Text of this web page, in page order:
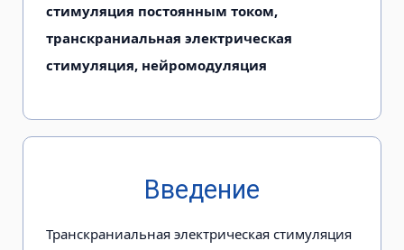
стимуляция постоянным током,
транскраниальная электрическая
стимуляция, нейромодуляция
Введение
Транскраниальная электрическая стимуляция